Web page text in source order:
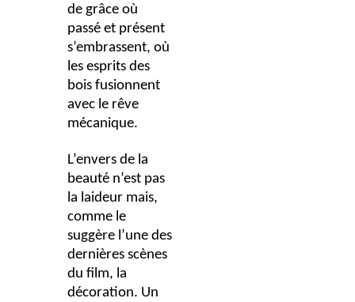
de grâce où
passé et présent
s’embrassent, où
les esprits des
bois fusionnent
avec le rêve
mécanique.
L’envers de la
beauté n’est pas
la laideur mais,
comme le
suggère l’une des
dernières scènes
du film, la
décoration. Un